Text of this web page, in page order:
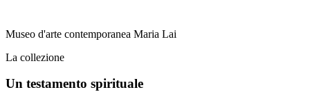
Museo d'arte contemporanea Maria Lai
La collezione
Un testamento spirituale